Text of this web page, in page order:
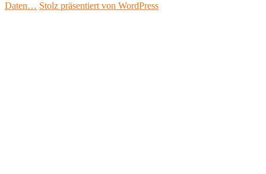
Daten… Stolz präsentiert von WordPress